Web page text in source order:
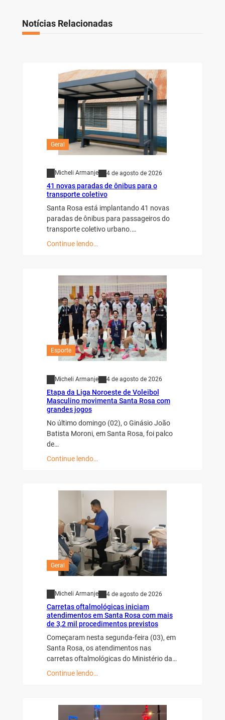
Notícias Relacionadas
Geral
Micheli Armanje 4 de agosto de 2026
41 novas paradas de ônibus para o
transporte coletivo
Santa Rosa está implantando 41 novas
paradas de ônibus para passageiros do
transporte coletivo urbano.…
Continue lendo…
Esporte
Micheli Armanje 4 de agosto de 2026
Etapa da Liga Noroeste de Voleibol
Masculino movimenta Santa Rosa com
grandes jogos
No último domingo (02), o Ginásio João
Batista Moroni, em Santa Rosa, foi palco
de…
Continue lendo…
Geral
Micheli Armanje 4 de agosto de 2026
Carretas oftalmológicas iniciam
atendimentos em Santa Rosa com mais
de 3,2 mil procedimentos previstos
Começaram nesta segunda-feira (03), em
Santa Rosa, os atendimentos nas
carretas oftalmológicas do Ministério da…
Continue lendo…